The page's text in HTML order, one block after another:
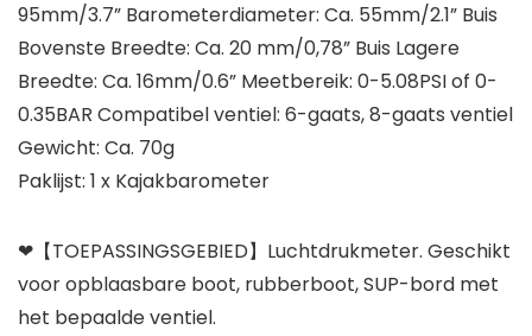
95mm/3.7” Barometerdiameter: Ca. 55mm/2.1” Buis
Bovenste Breedte: Ca. 20 mm/0,78” Buis Lagere
Breedte: Ca. 16mm/0.6” Meetbereik: 0-5.08PSI of 0-
0.35BAR Compatibel ventiel: 6-gaats, 8-gaats ventiel
Gewicht: Ca. 70g
Paklijst: 1 x Kajakbarometer
❤【TOEPASSINGSGEBIED】Luchtdrukmeter. Geschikt
voor opblaasbare boot, rubberboot, SUP-bord met
het bepaalde ventiel.